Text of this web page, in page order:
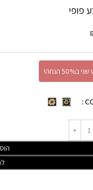
פופי
ב50% הנחה!